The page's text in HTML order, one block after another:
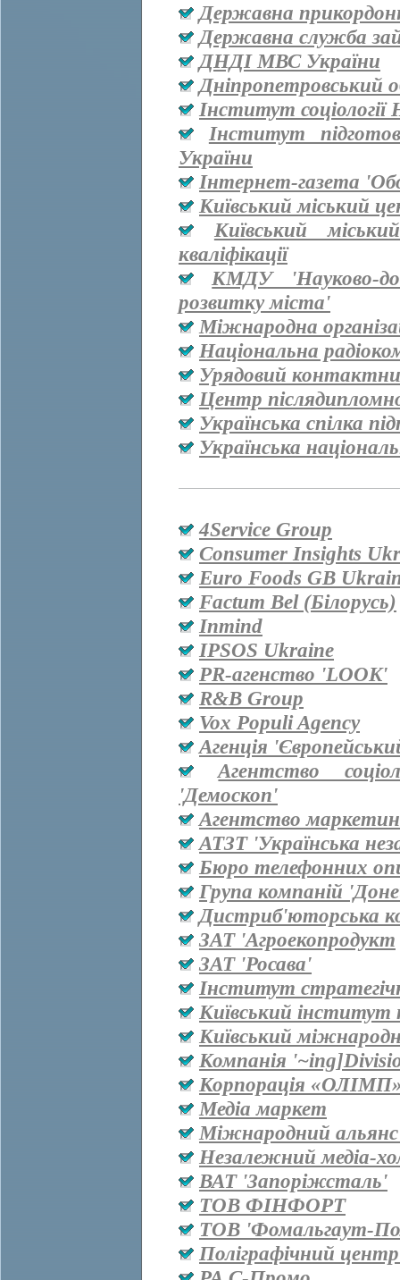
Державна
Державна служба
ДНДІ МВС України
Дніпропетровський
Інститут
Інститут
України
Інтернет-газета
Київський міський
Київський
кваліфікації
КМДУ 'Науково-
розвитку міста'
Міжнародна
Національна
Урядовий
Центр
Українська спілка
Українська
4Service Group
Consumer Insights
Euro Foods GB
Factum Bel (Білорусь)
Inmind
IPSOS Ukraine
PR-агенство 'LOOK'
R&B Group
Vox Populi Agency
Агенція
Агентство
'Демоскоп'
Агентство
АТЗТ 'Українська
Бюро телефонних
Група компаній
Дистриб'юторська
ЗАТ 'Агроекопродукт
ЗАТ 'Росава'
Інститут
Київський інститут
Київський
Компанія
Корпорація
Медіа маркет
Міжнародний
Незалежний медіа-
ВАТ 'Запоріжсталь'
ТОВ ФІНФОРТ
ТОВ 'Фомальгаут-
Поліграфічний